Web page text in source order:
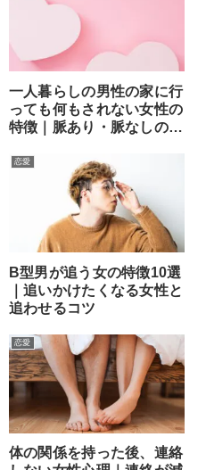
一人暮らしの男性の家に行
っても何もされない女性の
特徴｜脈あり・脈なしの見
恋愛
B型男が追う女の特徴10選
｜追いかけたくなる女性と
追わせるコツ
恋愛
体の関係を持った後、連絡